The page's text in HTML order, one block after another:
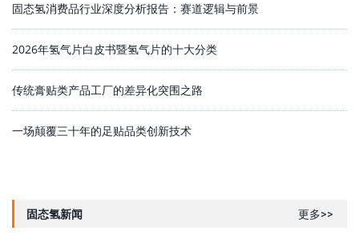
固态氢消费品行业深度分析报告：赛道逻辑与前景
2026年氢气片白皮书暨氢气片的十大分类
传统膏贴类产品工厂的差异化突围之路
一场颠覆三十年的足贴品类创新技术
固态氢新闻 更多>>